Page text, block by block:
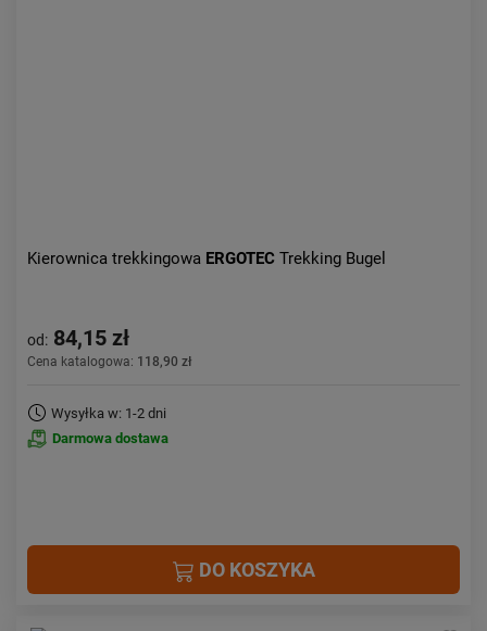
Kierownica trekkingowa ERGOTEC Trekking Bugel
od: 84,15 zł
Cena katalogowa: 118,90 zł
Wysyłka w: 1-2 dni
Darmowa dostawa
DO KOSZYKA